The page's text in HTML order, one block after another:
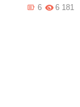
6 181
6